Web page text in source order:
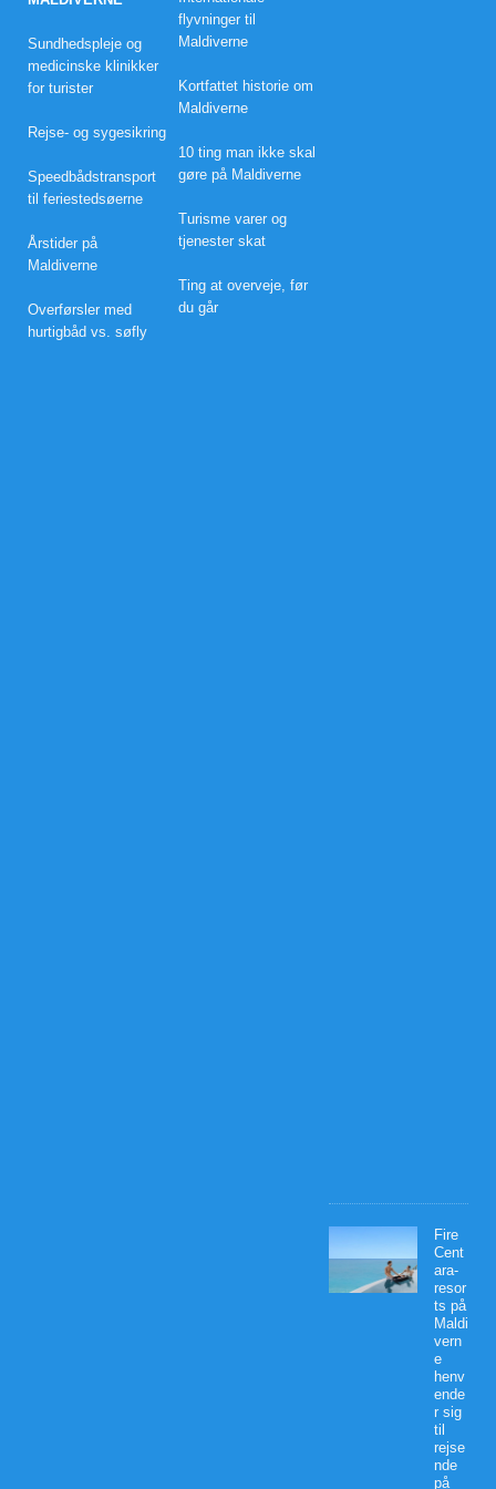
Sundhedspleje og
medicinske klinikker
for turister
Rejse- og sygesikring
Speedbådstransport
til feriestedsøerne
Årstider på
Maldiverne
Overførsler med
hurtigbåd vs. søfly
flyvninger til
Maldiverne
Kortfattet historie om
Maldiverne
10 ting man ikke skal
gøre på Maldiverne
Turisme varer og
tjenester skat
Ting at overveje, før
du går
Fire
Cent
ara-
resor
ts på
Maldi
vern
e
henv
ende
r sig
til
rejse
nde
på